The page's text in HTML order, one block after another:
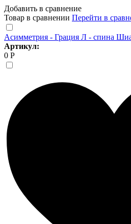
Добавить в сравнение
Товар в сравнении Перейти в
Асимметрия - Грация Л - спина
Артикул:
0 Р